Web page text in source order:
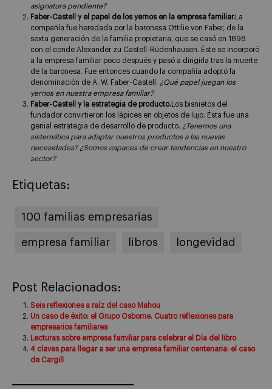
asignatura pendiente?
Faber-Castell y el papel de los yernos en la empresa familiar. La
compañía fue heredada por la baronesa Ottilie von Faber, de la
sexta generación de la familia propietaria, que se casó en 1898
con el conde Alexander zu Castell-Rüdenhausen. Éste se incorporó
a la empresa familiar poco después y pasó a dirigirla tras la muerte
de la baronesa. Fue entonces cuando la compañía adoptó la
denominación de A. W. Faber-Castell. ¿Qué papel juegan los
yernos en nuestra empresa familiar?
Faber-Castell y la estrategia de producto. Los bisnietos del
fundador convirtieron los lápices en objetos de lujo. Ésta fue una
genial estrategia de desarrollo de producto. ¿Tenemos una
sistemática para adaptar nuestros productos a las nuevas
necesidades? ¿Somos capaces de crear tendencias en nuestro
sector?
Etiquetas:
100 familias empresarias
empresa familiar libros longevidad
Post Relacionados:
Seis reflexiones a raíz del caso Mahou
Un caso de éxito: el Grupo Osborne. Cuatro reflexiones para
empresarios familiares
Lecturas sobre empresa familiar para celebrar el Día del libro
4 claves para llegar a ser una empresa familiar centenaria: el caso
de Cargill